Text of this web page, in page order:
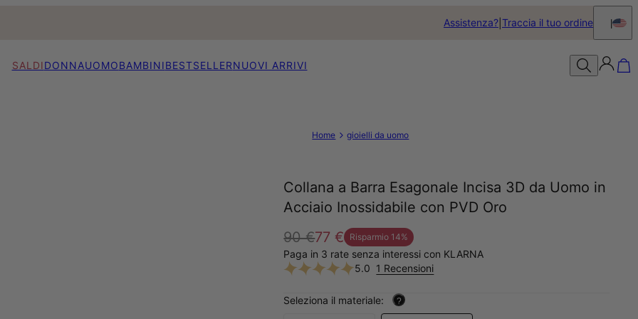
Assistenza? Traccia il tuo ordine
SALDIDONNAUOMOBAMBINIBESTSELLERNUOVI ARRIVI
Home gioielli da uomo
Collana a Barra Esagonale Incisa 3D da Uomo in
Acciaio Inossidabile con PVD Oro
90 €77 € Risparmio 14%
Paga in 3 rate senza interessi con KLARNA
5.0 1 Recensioni
Seleziona il materiale: ?